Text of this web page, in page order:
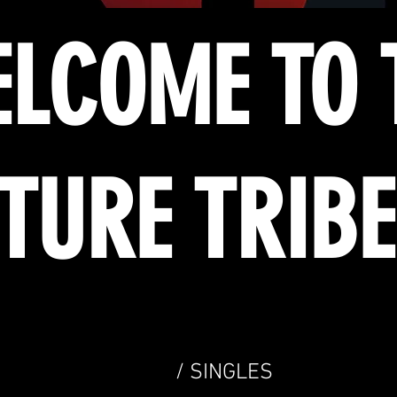
TO
TRIBE
/ SINGLES